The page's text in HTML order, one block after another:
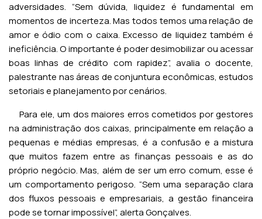
adversidades. “Sem dúvida, liquidez é fundamental em
momentos de incerteza. Mas todos temos uma relação de
amor e ódio com o caixa. Excesso de liquidez também é
ineficiência. O importante é poder desimobilizar ou acessar
boas linhas de crédito com rapidez”, avalia o docente,
palestrante nas áreas de conjuntura econômicas, estudos
setoriais e planejamento por cenários.
Para ele, um dos maiores erros cometidos por gestores
na administração dos caixas, principalmente em relação a
pequenas e médias empresas, é a confusão e a mistura
que muitos fazem entre as finanças pessoais e as do
próprio negócio. Mas, além de ser um erro comum, esse é
um comportamento perigoso. “Sem uma separação clara
dos fluxos pessoais e empresariais, a gestão financeira
pode se tornar impossível”, alerta Gonçalves.